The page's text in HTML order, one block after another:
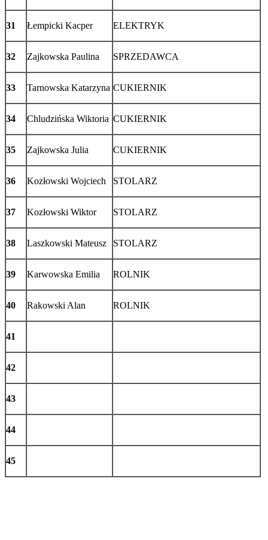
31 Łempicki Kacper ELEKTRYK
32 Zajkowska Paulina SPRZEDAWCA
33 Tarnowska Katarzyna CUKIERNIK
34 Chludzińska Wiktoria CUKIERNIK
35 Zajkowska Julia CUKIERNIK
36 Kozłowski Wojciech STOLARZ
37 Kozłowski Wiktor STOLARZ
38 Laszkowski Mateusz STOLARZ
39 Karwowska Emilia ROLNIK
40 Rakowski Alan ROLNIK
41
42
43
44
45